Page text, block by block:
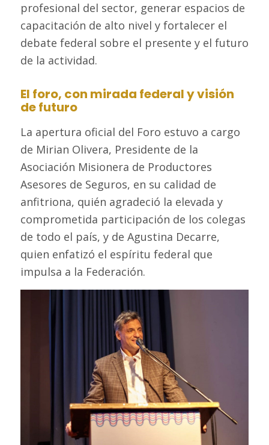
profesional del sector, generar espacios de
capacitación de alto nivel y fortalecer el
debate federal sobre el presente y el futuro
de la actividad.
El foro, con mirada federal y visión
de futuro
La apertura oficial del Foro estuvo a cargo
de Mirian Olivera, Presidente de la
Asociación Misionera de Productores
Asesores de Seguros, en su calidad de
anfitriona, quién agradeció la elevada y
comprometida participación de los colegas
de todo el país, y de Agustina Decarre,
quien enfatizó el espíritu federal que
impulsa a la Federación.